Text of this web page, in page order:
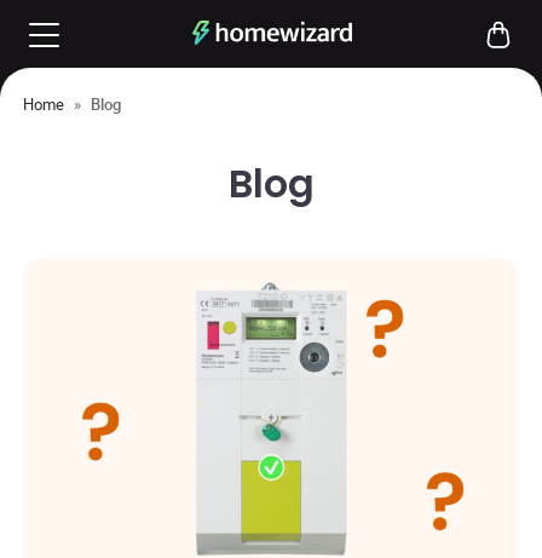
Home » Blog
Blog